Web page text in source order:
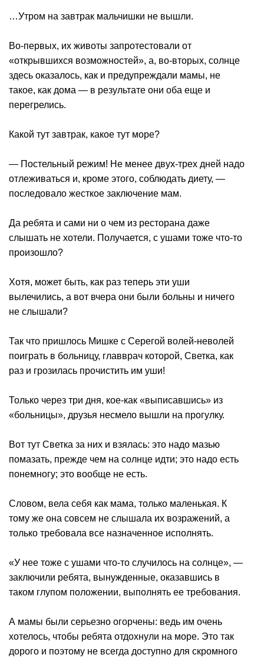
…Утром на завтрак мальчишки не вышли.
Во-первых, их животы запротестовали от
«открывшихся возможностей», а, во-вторых, солнце
здесь оказалось, как и предупреждали мамы, не
такое, как дома — в результате они оба еще и
перегрелись.
Какой тут завтрак, какое тут море?
— Постельный режим! Не менее двух-трех дней надо
отлеживаться и, кроме этого, соблюдать диету, —
последовало жесткое заключение мам.
Да ребята и сами ни о чем из ресторана даже
слышать не хотели. Получается, с ушами тоже что-то
произошло?
Хотя, может быть, как раз теперь эти уши
вылечились, а вот вчера они были больны и ничего
не слышали?
Так что пришлось Мишке с Серегой волей-неволей
поиграть в больницу, главврач которой, Светка, как
раз и грозилась прочистить им уши!
Только через три дня, кое-как «выписавшись» из
«больницы», друзья несмело вышли на прогулку.
Вот тут Светка за них и взялась: это надо мазью
помазать, прежде чем на солнце идти; это надо есть
понемногу; это вообще не есть.
Словом, вела себя как мама, только маленькая. К
тому же она совсем не слышала их возражений, а
только требовала все назначенное исполнять.
«У нее тоже с ушами что-то случилось на солнце», —
заключили ребята, вынужденные, оказавшись в
таком глупом положении, выполнять ее требования.
А мамы были серьезно огорчены: ведь им очень
хотелось, чтобы ребята отдохнули на море. Это так
дорого и поэтому не всегда доступно для скромного